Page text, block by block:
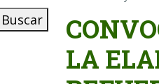
LA
Buscar